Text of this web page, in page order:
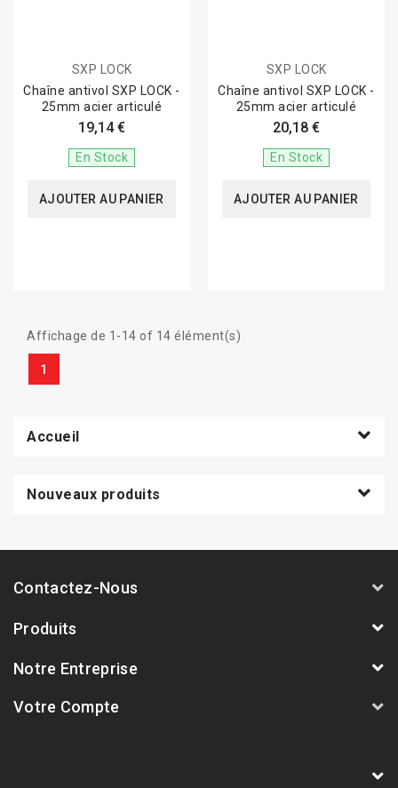
SXP LOCK
Chaîne antivol SXP LOCK -
25mm acier articulé
19,14 €
En Stock
AJOUTER AU PANIER
SXP LOCK
Chaîne antivol SXP LOCK -
25mm acier articulé
20,18 €
En Stock
AJOUTER AU PANIER
Affichage de 1-14 of 14 élément(s)
1
Accueil
Nouveaux produits
Contactez-Nous
Produits
Notre Entreprise
Votre Compte